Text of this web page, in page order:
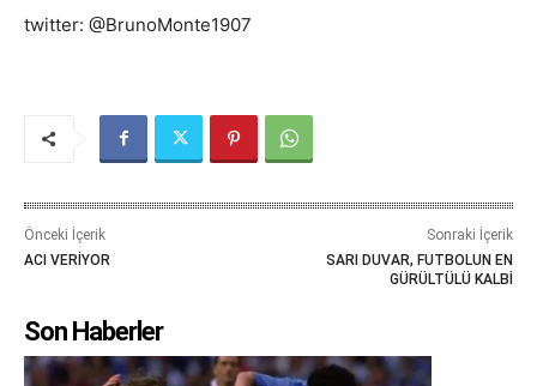
twitter: @BrunoMonte1907
Önceki İçerik
ACI VERİYOR
Sonraki İçerik
SARI DUVAR, FUTBOLUN EN
GÜRÜLTÜLÜ KALBİ
Son Haberler